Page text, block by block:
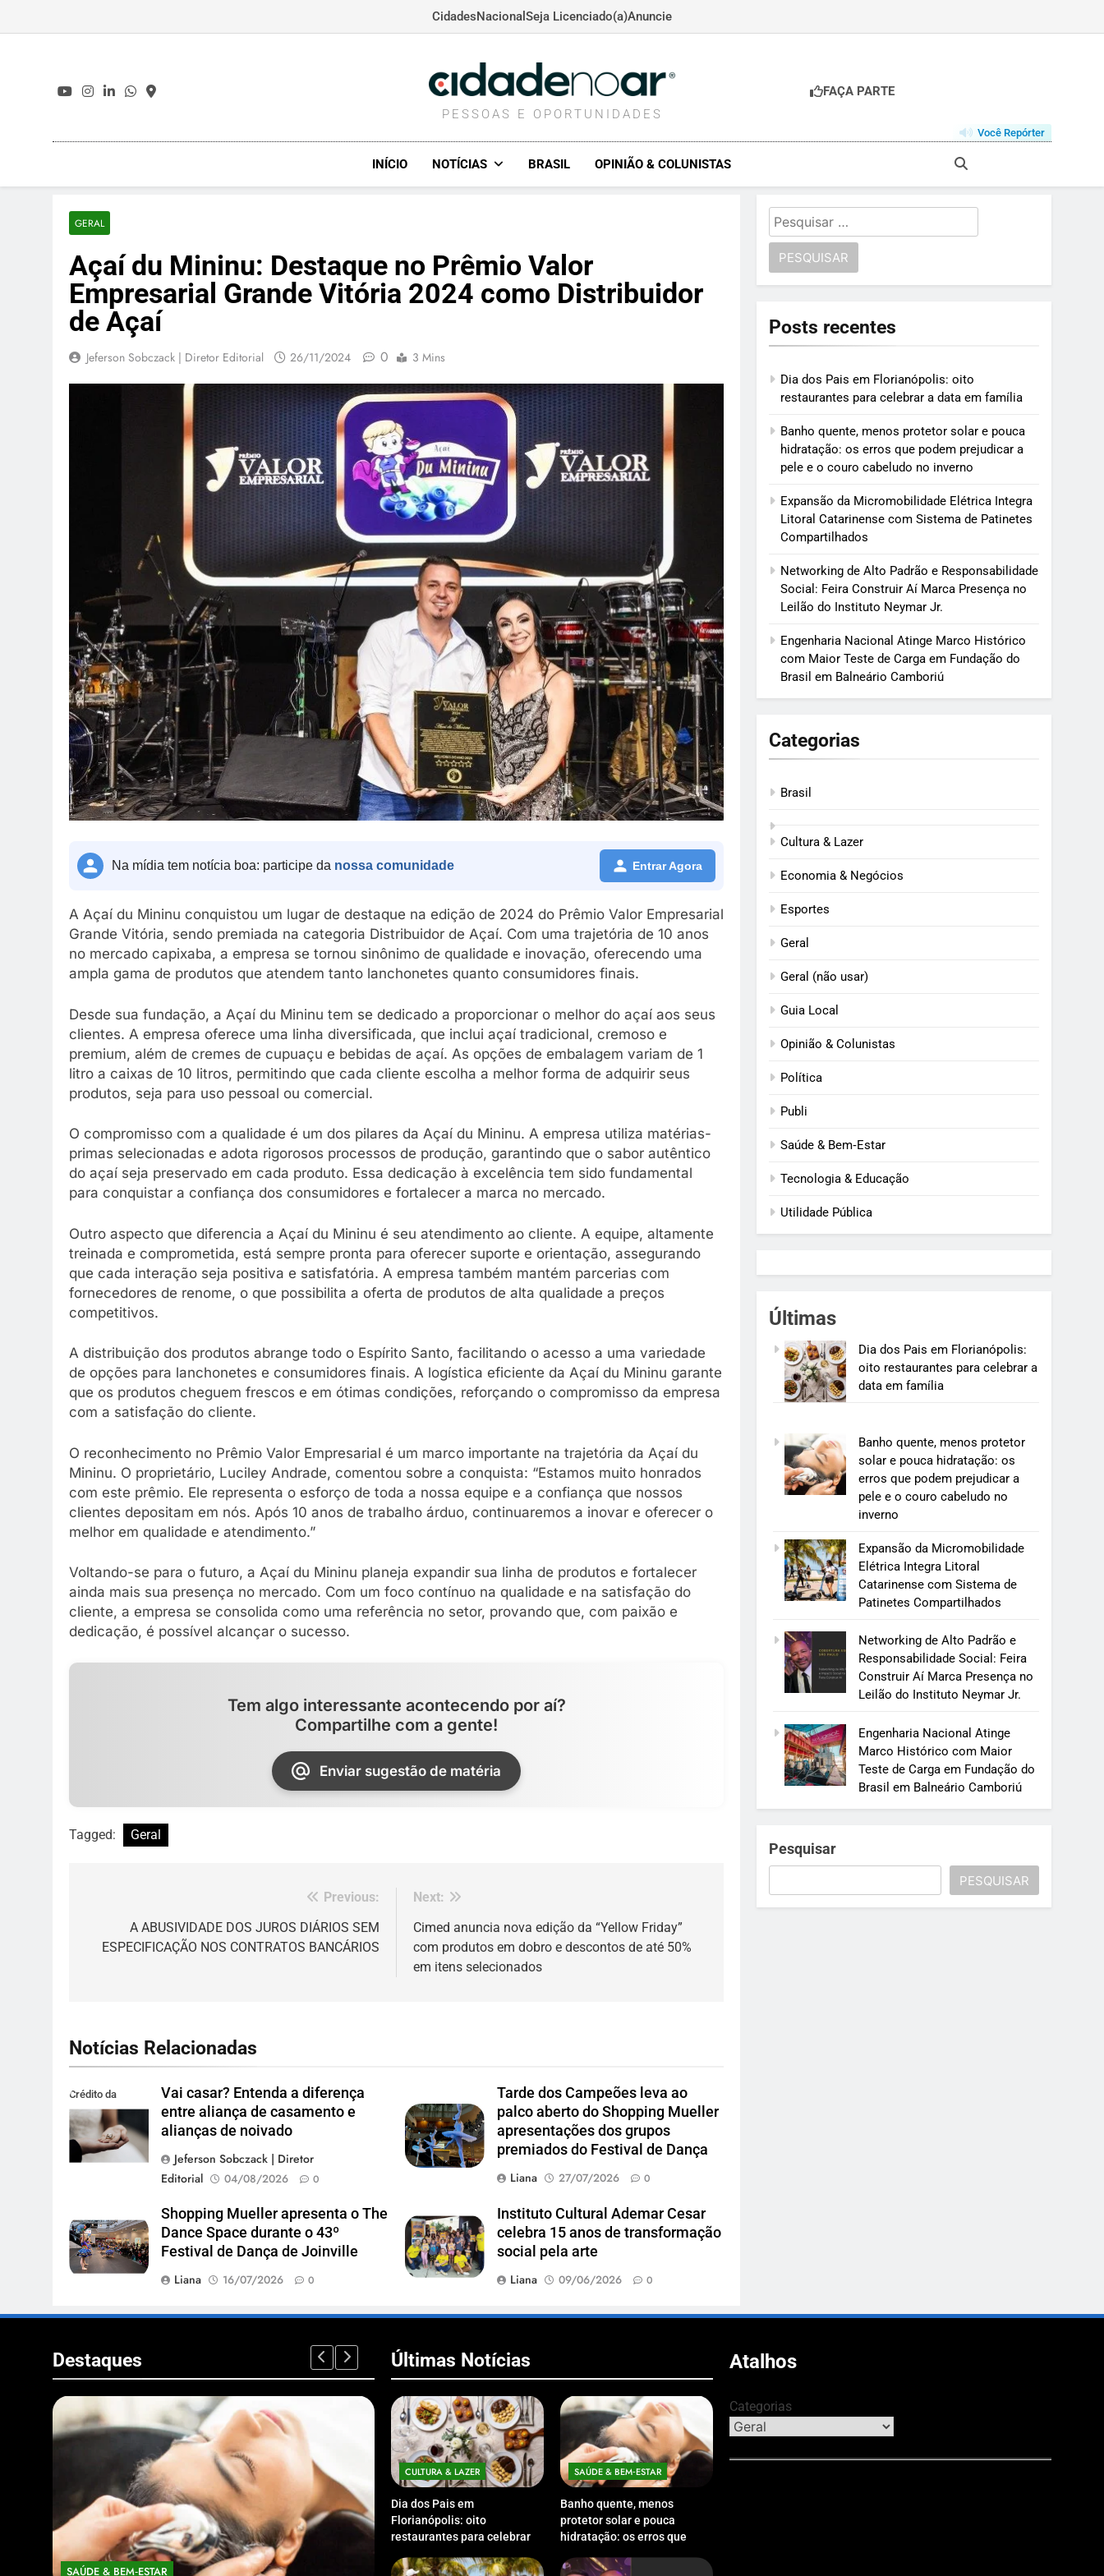
CidadesNacional Seja Licenciado(a)Anuncie
CIDADENOAR.COM
PESSOAS E OPORTUNIDADES
FAÇA PARTE
Você Repórter
INÍCIO NOTÍCIAS BRASIL OPINIÃO & COLUNISTAS
GERAL
Açaí du Mininu: Destaque no Prêmio Valor
Empresarial Grande Vitória 2024 como Distribuidor
de Açaí
Jeferson Sobczack | Diretor Editorial 26/11/2024 0 3 Mins
Na mídia tem notícia boa: participe da nossa comunidade Entrar Agora
A Açaí du Mininu conquistou um lugar de destaque na edição de 2024 do Prêmio Valor Empresarial
Grande Vitória, sendo premiada na categoria Distribuidor de Açaí. Com uma trajetória de 10 anos
no mercado capixaba, a empresa se tornou sinônimo de qualidade e inovação, oferecendo uma
ampla gama de produtos que atendem tanto lanchonetes quanto consumidores finais.
Desde sua fundação, a Açaí du Mininu tem se dedicado a proporcionar o melhor do açaí aos seus
clientes. A empresa oferece uma linha diversificada, que inclui açaí tradicional, cremoso e
premium, além de cremes de cupuaçu e bebidas de açaí. As opções de embalagem variam de 1
litro a caixas de 10 litros, permitindo que cada cliente escolha a melhor forma de adquirir seus
produtos, seja para uso pessoal ou comercial.
O compromisso com a qualidade é um dos pilares da Açaí du Mininu. A empresa utiliza matérias-
primas selecionadas e adota rigorosos processos de produção, garantindo que o sabor autêntico
do açaí seja preservado em cada produto. Essa dedicação à excelência tem sido fundamental
para conquistar a confiança dos consumidores e fortalecer a marca no mercado.
Outro aspecto que diferencia a Açaí du Mininu é seu atendimento ao cliente. A equipe, altamente
treinada e comprometida, está sempre pronta para oferecer suporte e orientação, assegurando
que cada interação seja positiva e satisfatória. A empresa também mantém parcerias com
fornecedores de renome, o que possibilita a oferta de produtos de alta qualidade a preços
competitivos.
A distribuição dos produtos abrange todo o Espírito Santo, facilitando o acesso a uma variedade
de opções para lanchonetes e consumidores finais. A logística eficiente da Açaí du Mininu garante
que os produtos cheguem frescos e em ótimas condições, reforçando o compromisso da empresa
com a satisfação do cliente.
O reconhecimento no Prêmio Valor Empresarial é um marco importante na trajetória da Açaí du
Mininu. O proprietário, Luciley Andrade, comentou sobre a conquista: “Estamos muito honrados
com este prêmio. Ele representa o esforço de toda a nossa equipe e a confiança que nossos
clientes depositam em nós. Após 10 anos de trabalho árduo, continuaremos a inovar e oferecer o
melhor em qualidade e atendimento.”
Voltando-se para o futuro, a Açaí du Mininu planeja expandir sua linha de produtos e fortalecer
ainda mais sua presença no mercado. Com um foco contínuo na qualidade e na satisfação do
cliente, a empresa se consolida como uma referência no setor, provando que, com paixão e
dedicação, é possível alcançar o sucesso.
Tem algo interessante acontecendo por aí?
Compartilhe com a gente!
Enviar sugestão de matéria
Tagged: Geral
Previous:
A ABUSIVIDADE DOS JUROS DIÁRIOS SEM
ESPECIFICAÇÃO NOS CONTRATOS BANCÁRIOS
Next:
Cimed anuncia nova edição da “Yellow Friday”
com produtos em dobro e descontos de até 50%
em itens selecionados
Notícias Relacionadas
Crédito da
imagem: Pexels
Vai casar? Entenda a diferença
entre aliança de casamento e
alianças de noivado
Jeferson Sobczack | Diretor
Editorial
04/08/2026 0
Tarde dos Campeões leva ao
palco aberto do Shopping Mueller
apresentações dos grupos
premiados do Festival de Dança
Liana
27/07/2026 0
Shopping Mueller apresenta o The
Dance Space durante o 43º
Festival de Dança de Joinville
Liana
16/07/2026 0
Instituto Cultural Ademar Cesar
celebra 15 anos de transformação
social pela arte
Liana
09/06/2026 0
Pesquisar
por:
Posts recentes
Dia dos Pais em Florianópolis: oito
restaurantes para celebrar a data em família
Banho quente, menos protetor solar e pouca
hidratação: os erros que podem prejudicar a
pele e o couro cabeludo no inverno
Expansão da Micromobilidade Elétrica Integra
Litoral Catarinense com Sistema de Patinetes
Compartilhados
Networking de Alto Padrão e Responsabilidade
Social: Feira Construir Aí Marca Presença no
Leilão do Instituto Neymar Jr.
Engenharia Nacional Atinge Marco Histórico
com Maior Teste de Carga em Fundação do
Brasil em Balneário Camboriú
Categorias
Brasil
Cultura & Lazer
Economia & Negócios
Esportes
Geral
Geral (não usar)
Guia Local
Opinião & Colunistas
Política
Publi
Saúde & Bem‑Estar
Tecnologia & Educação
Utilidade Pública
Últimas
Dia dos Pais em Florianópolis:
oito restaurantes para celebrar a
data em família
Banho quente, menos protetor
solar e pouca hidratação: os
erros que podem prejudicar a
pele e o couro cabeludo no
inverno
Expansão da Micromobilidade
Elétrica Integra Litoral
Catarinense com Sistema de
Patinetes Compartilhados
Networking de Alto Padrão e
Responsabilidade Social: Feira
Construir Aí Marca Presença no
Leilão do Instituto Neymar Jr.
Engenharia Nacional Atinge
Marco Histórico com Maior
Teste de Carga em Fundação do
Brasil em Balneário Camboriú
Pesquisar
PESQUISAR
Destaques
SAÚDE & BEM‑ESTAR ECONOMIA & NEGÓCIOS
Últimas Notícias
CULTURA & LAZER
Dia dos Pais em
Florianópolis: oito
restaurantes para celebrar a
SAÚDE & BEM‑ESTAR
Banho quente, menos
protetor solar e pouca
hidratação: os erros que
couro cabeludo no inverno
Atalhos
Categorias